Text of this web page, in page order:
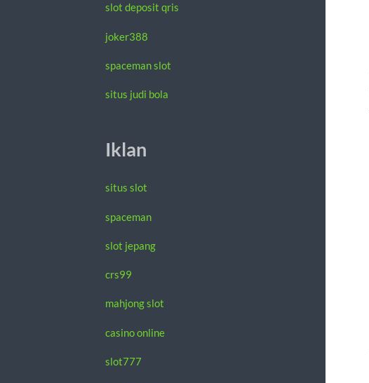
slot deposit qris
joker388
spaceman slot
situs judi bola
Iklan
situs slot
spaceman
slot jepang
crs99
mahjong slot
casino online
slot777